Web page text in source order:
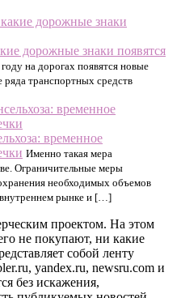
дорожные знаки появятся
на дорогах появятся новые
транспортных средств
временное
Именно такая мера
Ограничительные меры
необходимых объемов
рынке и […]
проектом. На этом
не покупают, ни какие
собой ленту
yandex.ru, newsru.com и
без искажения,